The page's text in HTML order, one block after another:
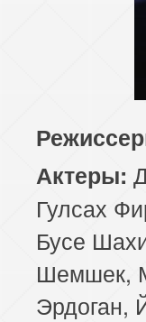
Актеры:
Гулсах
Бусе
Шемшек,
Эрдоган,